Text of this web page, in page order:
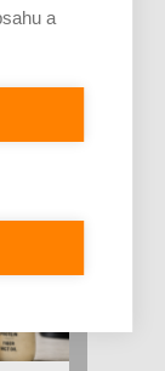
[...]
nebo
a